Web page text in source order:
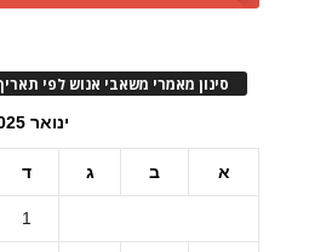
סינון מאמרי משאבי אנוש לפי
ינואר 2025
א ב ג ד
1